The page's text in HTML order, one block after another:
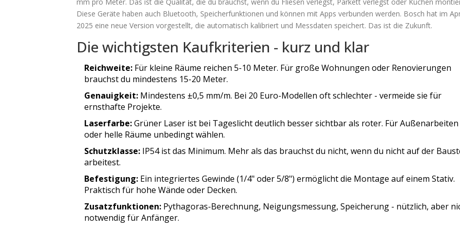
mm pro Meter. Das ist die Qualität, die du brauchst, wenn du Fliesen verlegst, Parkett verlegst oder Küchen
Diese Geräte haben auch Bluetooth, Speicherfunktionen und können mit Apps verbunden werden. Bosch hat im
2025 eine neue Version vorgestellt, die automatisch kalibriert und Messdaten speichert. Das ist die Zukunft.
Die wichtigsten Kaufkriterien - kurz und klar
Reichweite: Für kleine Räume reichen 5-10 Meter. Für große Wohnungen oder Renovierungen
brauchst du mindestens 15-20 Meter.
Genauigkeit: Mindestens ±0,5 mm/m. Bei 20 Euro-Modellen oft schlechter - vermeide sie für
ernsthafte Projekte.
Laserfarbe:Grüner Laser ist bei Tageslicht deutlich besser sichtbar als roter. Für Außenarbeiten
oder helle Räume unbedingt wählen.
Schutzklasse: IP54 ist das Minimum. Mehr als das brauchst du nicht, wenn du nicht auf der
arbeitest.
Befestigung: Ein integriertes Gewinde (1/4" oder 5/8") ermöglicht die Montage auf einem Stativ.
Praktisch für hohe Wände oder Decken.
Zusatzfunktionen: Pythagoras-Berechnung, Neigungsmessung, Speicherung - nützlich, aber
notwendig für Anfänger.